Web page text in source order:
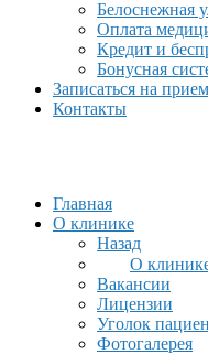
Белоснежная
Оплата
Кредит и
Бонусная
Записаться на прием
Контакты
Главная
О клинике
Назад
О
Вакансии
Лицензии
Уголок
Фотогалерея